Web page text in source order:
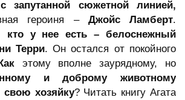
с запутанной сюжетной линией,
героиня – Джойс Ламберт.
кто у нее есть – белоснежный
Терри. Он остался от покойного
этому вполне заурядному, но
и доброму животному
свою хозяйку? Читать книгу Агата